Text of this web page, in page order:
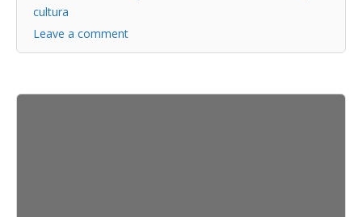
cultura
Leave a comment